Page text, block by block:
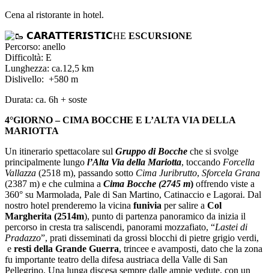
Cena al ristorante in hotel.
𝗖𝗔𝗥𝗔𝗧𝗧𝗘𝗥𝗜𝗦𝗧𝗜𝗖HE ESCURSIONE
Percorso: anello
Difficoltà: E
Lunghezza: ca.12,5 km
Dislivello: +580 m
Durata: ca. 6h + soste
4°GIORNO – CIMA BOCCHE E L’ALTA VIA DELLA
MARIOTTA
Un itinerario spettacolare sul Gruppo di Bocche che si svolge
principalmente lungo l’Alta Via della Mariotta, toccando Forcella
Vallazza (2518 m), passando sotto Cima Juribrutto, Sforcela Grana
(2387 m) e che culmina a Cima Bocche (2745 m) offrendo viste a
360° su Marmolada, Pale di San Martino, Catinaccio e Lagorai. Dal
nostro hotel prenderemo la vicina funivia per salire a Col
Margherita (2514m), punto di partenza panoramico da inizia il
percorso in cresta tra saliscendi, panorami mozzafiato, “Lastei di
Pradazzo”, prati disseminati da grossi blocchi di pietre grigio verdi,
e resti della Grande Guerra, trincee e avamposti, dato che la zona
fu importante teatro della difesa austriaca della Valle di San
Pellegrino. Una lunga discesa sempre dalle ampie vedute, con un